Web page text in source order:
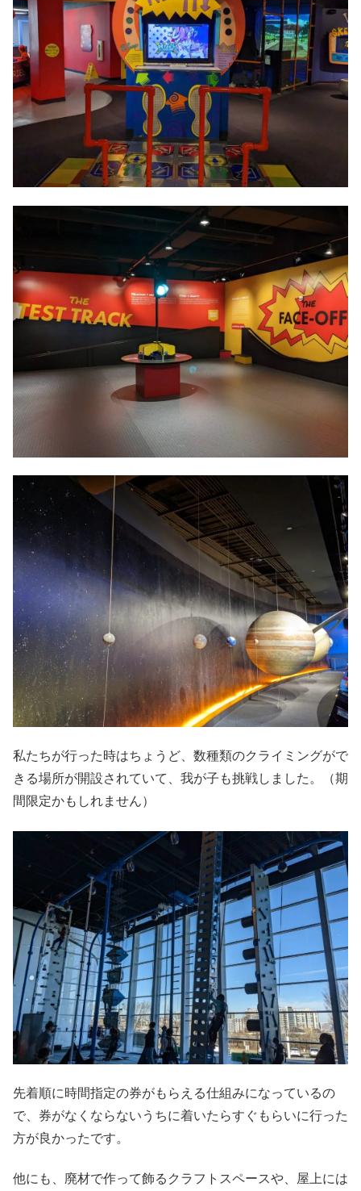
私たちが行った時はちょうど、数種類のクライミングがで
きる場所が開設されていて、我が子も挑戦しました。（期
間限定かもしれません）
先着順に時間指定の券がもらえる仕組みになっているの
で、券がなくならないうちに着いたらすぐもらいに行った
方が良かったです。
他にも、廃材で作って飾るクラフトスペースや、屋上には